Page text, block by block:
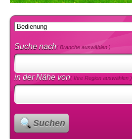
Suche nach( Branche auswählen )
in der Nähe von( Ihre Region auswählen )
Suchen